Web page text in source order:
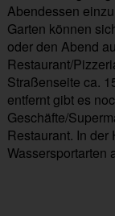
Abendessen
Garten können
oder den Abend
Restaurant/
Straßenseite ca.
entfernt gibt es
Geschäfte/
Restaurant. In
Wassersportarten